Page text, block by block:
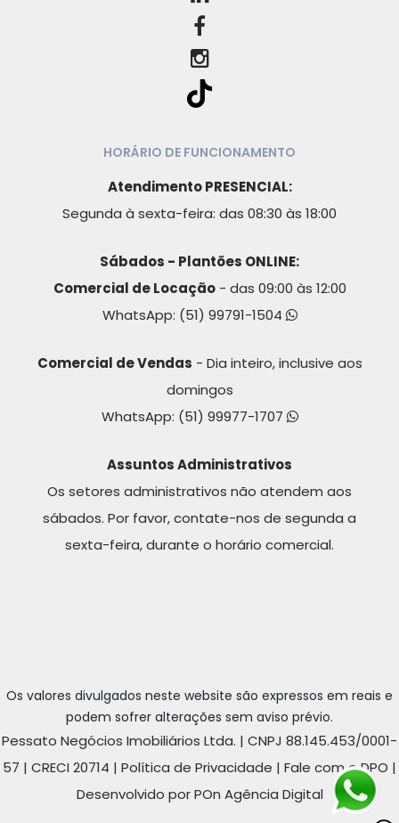
HORÁRIO DE FUNCIONAMENTO
Atendimento PRESENCIAL:
Segunda à sexta-feira: das 08:30 às 18:00
Sábados - Plantões ONLINE:
Comercial de Locação- das 09:00 às 12:00
WhatsApp: (51) 99791-1504
Comercial de Vendas - Dia inteiro, inclusive aos
domingos
WhatsApp: (51) 99977-1707
Assuntos Administrativos
Os setores administrativos não atendem aos
sábados. Por favor, contate-nos de segunda a
sexta-feira, durante o horário comercial.
Os valores divulgados neste website são expressos em reais e
podem sofrer alterações sem aviso prévio.
Pessato Negócios Imobiliários Ltda. | CNPJ 88.145.453/0001-
57 | CRECI 20714 | Política de Privacidade | Fale com o DPO |
Desenvolvido por POn Agência Digital